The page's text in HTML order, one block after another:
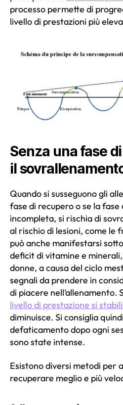
processo permette di
livello di prestazioni più
Senza una fase
il
Quando si susseguono gli
fase di recupero o se la fase
incompleta, si rischia di
al rischio di lesioni, come le
può anche manifestarsi
deficit di vitamine e
donne, a causa del ciclo
segnali da prendere in
di piacere nell’allenamento.
livello di prestazione si
diminuisce. Si consiglia
defaticamento dopo ogni
sono state intense.
Esistono diversi metodi per
recuperare meglio e più